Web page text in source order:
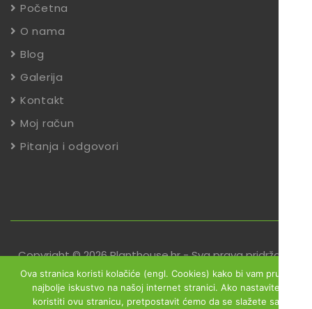
Početna
O nama
Blog
Galerija
Kontakt
Moj račun
Pitanja i odgovori
Copyright © 2026 Planthouse.hr - Sva prava pridržana
Uvjeti poslovanja Reklamacije
Zaštita podataka
Izjava o sigurnosti online plaćanja
Ova stranica koristi kolačiće (engl. Cookies) kako bi vam pružili
najbolje iskustvo na našoj internet stranici. Ako nastavite
koristiti ovu stranicu, pretpostavit ćemo da se slažete sa